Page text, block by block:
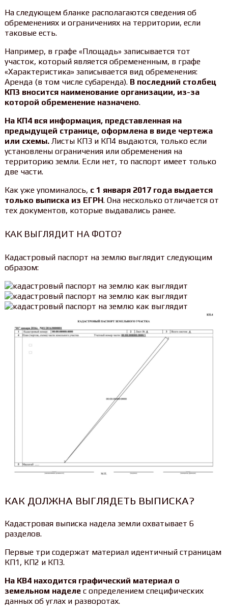
На следующем бланке располагаются сведения об
обременениях и ограничениях на территории, если
таковые есть.
Например, в графе «Площадь» записывается тот
участок, который является обремененным, в графе
«Характеристика» записывается вид обременения:
Аренда (в том числе субаренда). В последний столбец
КП3 вносится наименование организации, из-за
которой обременение назначено.
На КП4 вся информация, представленная на
предыдущей странице, оформлена в виде чертежа
или схемы.Листы КП3 и КП4 выдаются, только если
установлены ограничения или обременения на
территорию земли. Если нет, то паспорт имеет только
две части.
Как уже упоминалось, с 1 января 2017 года выдается
только выписка из ЕГРН. Она несколько отличается от
тех документов, которые выдавались ранее.
КАК ВЫГЛЯДИТ НА ФОТО?
Кадастровый паспорт на землю выглядит следующим
образом:
КАК ДОЛЖНА ВЫГЛЯДЕТЬ ВЫПИСКА?
Кадастровая выписка надела земли охватывает 6
разделов.
Первые три содержат материал идентичный страницам
КП1, КП2 и КП3.
На КВ4 находится графический материал о
земельном наделес определением специфических
данных об углах и разворотах.